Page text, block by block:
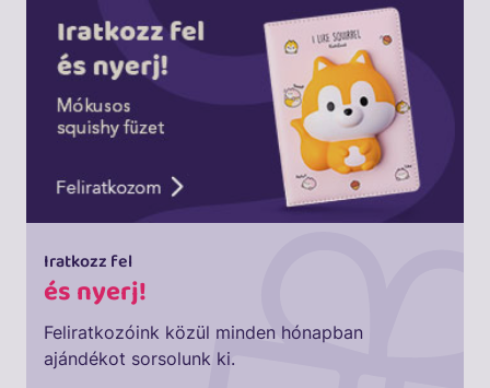
Iratkozz fel
és nyerj!
Feliratkozóink közül minden hónapban
ajándékot sorsolunk ki.